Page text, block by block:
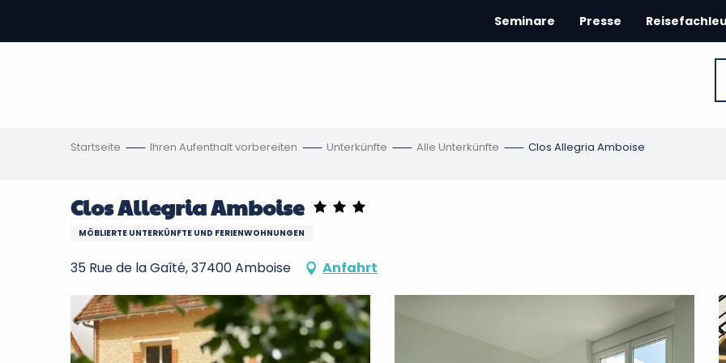
contenu
Seminare Presse
Startseite Ihren Aufenthalt vorbereiten Unterkünfte Alle Unterkünfte Clos Allegria Amboise
Clos Allegria Amboise
MÖBLIERTE UNTERKÜNFTE UND FERIENWOHNUNGEN
35 Rue de la Gaîté, 37400 Amboise Anfahrt